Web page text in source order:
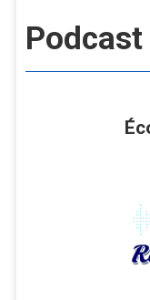
Podcast